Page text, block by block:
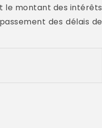
le montant des intérêts
des délais de